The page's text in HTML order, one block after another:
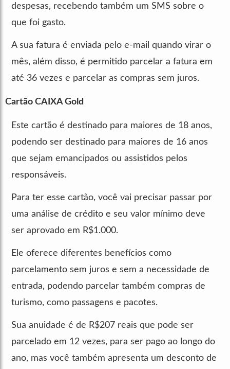
despesas, recebendo também um SMS sobre o
que foi gasto.
A sua fatura é enviada pelo e-mail quando virar o
mês, além disso, é permitido parcelar a fatura em
até 36 vezes e parcelar as compras sem juros.
Cartão CAIXA Gold
Este cartão é destinado para maiores de 18 anos,
podendo ser destinado para maiores de 16 anos
que sejam emancipados ou assistidos pelos
responsáveis.
Para ter esse cartão, você vai precisar passar por
uma análise de crédito e seu valor mínimo deve
ser aprovado em R$1.000.
Ele oferece diferentes benefícios como
parcelamento sem juros e sem a necessidade de
entrada, podendo parcelar também compras de
turismo, como passagens e pacotes.
Sua anuidade é de R$207 reais que pode ser
parcelado em 12 vezes, para ser pago ao longo do
ano, mas você também apresenta um desconto de